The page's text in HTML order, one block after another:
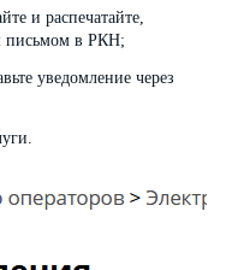
и распечатайте,
письмом в РКН;
уведомление через